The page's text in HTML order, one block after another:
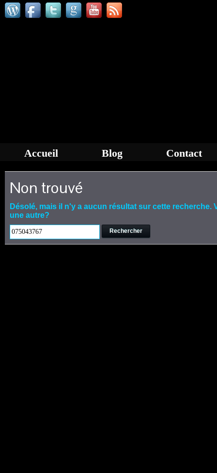
Accueil Blog Contact
Non trouvé
Désolé, mais il n'y a aucun résultat sur cette recherche.
une autre?
Rechercher